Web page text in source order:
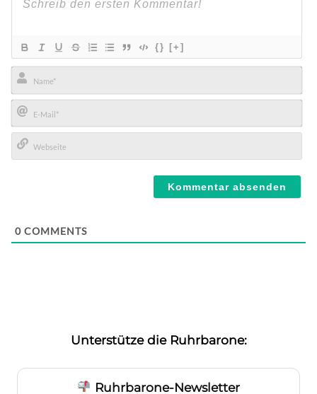
{} [+]
Name*
E-
Mail*
0 COMMENTS
Unterstütze die Ruhrbarone:
Ruhrbarone-Newsletter